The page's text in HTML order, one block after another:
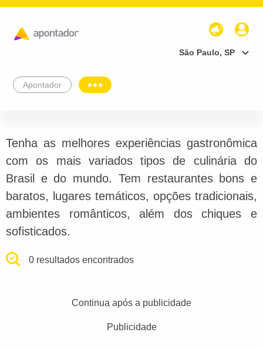
São Paulo, SP
Apontador
Tenha as melhores experiências gastronômica
com os mais variados tipos de culinária do
Brasil e do mundo. Tem restaurantes bons e
baratos, lugares temáticos, opções tradicionais,
ambientes românticos, além dos chiques e
sofisticados.
0 resultados encontrados
Continua após a publicidade
Publicidade